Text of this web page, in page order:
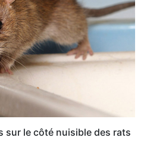
sur le côté nuisible des rats